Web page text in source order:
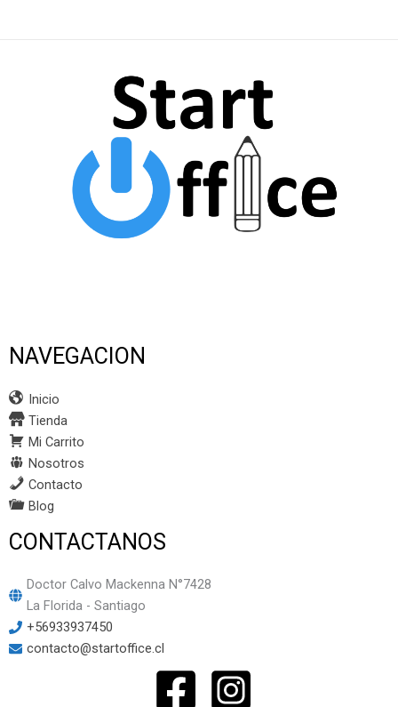
NAVEGACION
Inicio
Tienda
Mi Carrito
Nosotros
Contacto
Blog
CONTACTANOS
Doctor Calvo Mackenna N°7428
La Florida - Santiago
+56933937450
contacto@startoffice.cl